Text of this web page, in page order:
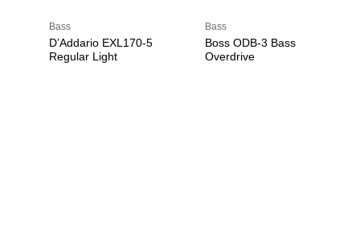
Bass
D’Addario EXL170-5
Regular Light
Bass
Boss ODB-3 Bass
Overdrive